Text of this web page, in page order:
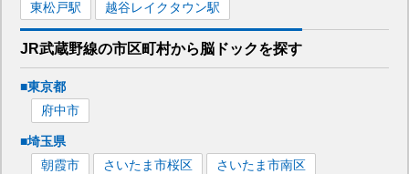
東松戸駅 越谷レイクタウン駅
JR武蔵野線の市区町村から脳ドックを探す
■東京都
府中市
■埼玉県
朝霞市
さいたま市桜区
さいたま市南区